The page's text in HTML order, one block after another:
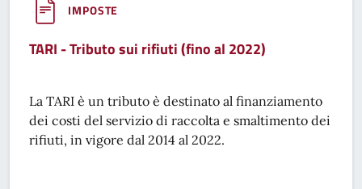
IMPOSTE
TARI - Tributo sui rifiuti (fino al 2022)
La TARI è un tributo è destinato al finanziamento
dei costi del servizio di raccolta e smaltimento dei
rifiuti, in vigore dal 2014 al 2022.